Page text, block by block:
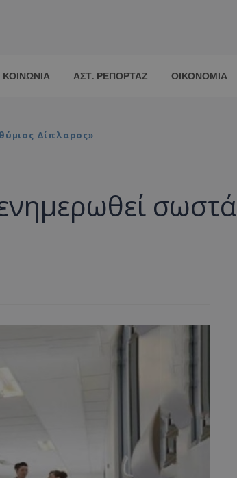
ΚΟΙΝΩΝΙΑ ΑΣΤ. ΡΕΠΟΡΤΑΖ ΟΙΚΟΝΟΜΙΑ
Δίπλαρος»
σωστά